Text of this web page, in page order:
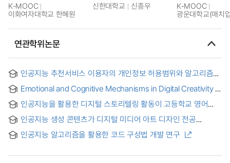
K-MOOC
이화여자대학교 한혜원
신한대학교 신종우
K-MOOC
광운대학교(매치
연관학위논문
인공지능 추천서비스 이용자의 개인정보 허용범위와 알고리즘
역량의 조절효과를 중심으로 = Effects of Personal Data
Disclosure and Algorithm Risk Perception on Demand for
Government Regulation of AI Recommendations: The
Moderating Role of Digital Literacy
Emotional and Cognitive Mechanisms in Digital Creativity :
디지털 창의성의 정서적·인지적 메커니즘: 생성형 인공지능
상호작용에서 NFT 시장 행동까지
인공지능을 활용한 디지털 스토리텔링 활동이 고등학교 영어
인공지능 생성 콘텐츠가 디지털 미디어 아트 디자인 전공
人工智能生成内容在数字媒体艺术设计专
인공지능 알고리즘을 활용한 코드 구성법 개발 연구